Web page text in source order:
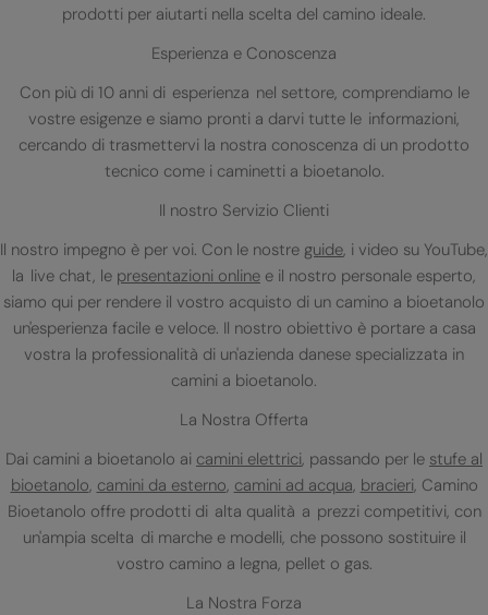
prodotti per aiutarti nella scelta del camino ideale.
Esperienza e Conoscenza
Con più di 10 anni di esperienza nel settore, comprendiamo le
vostre esigenze e siamo pronti a darvi tutte le informazioni,
cercando di trasmettervi la nostra conoscenza di un prodotto
tecnico come i caminetti a bioetanolo.
Il nostro Servizio Clienti
Il nostro impegno è per voi. Con le nostre guide, i video su YouTube,
la live chat, le presentazioni online e il nostro personale esperto,
siamo qui per rendere il vostro acquisto di un camino a bioetanolo
un'esperienza facile e veloce. Il nostro obiettivo è portare a casa
vostra la professionalità di un'azienda danese specializzata in
camini a bioetanolo.
La Nostra Offerta
Dai camini a bioetanolo ai camini elettrici, passando per le stufe al
bioetanolo, camini da esterno, camini ad acqua, bracieri, Camino
Bioetanolo offre prodotti di alta qualità a prezzi competitivi, con
un'ampia scelta di marche e modelli, che possono sostituire il
vostro camino a legna, pellet o gas.
La Nostra Forza